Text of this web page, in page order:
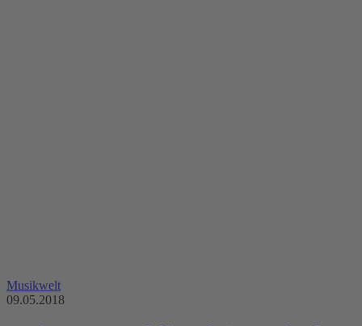
Musikwelt
09.05.2018